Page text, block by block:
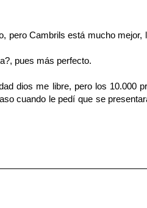
pero Cambrils está mucho
pues más perfecto.
dios me libre, pero los 10.000
cuando le pedí que se